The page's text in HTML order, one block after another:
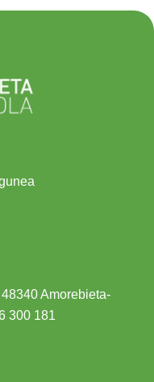
48340 Amorebieta-
300 181